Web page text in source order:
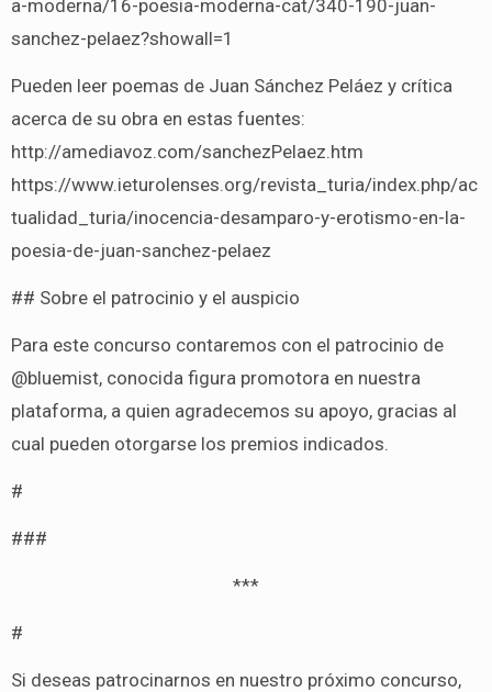
a-moderna/16-poesia-moderna-cat/340-190-juan-
sanchez-pelaez?showall=1
Pueden leer poemas de Juan Sánchez Peláez y crítica
acerca de su obra en estas fuentes:
http://amediavoz.com/sanchezPelaez.htm
https://www.ieturolenses.org/revista_turia/index.php/ac
tualidad_turia/inocencia-desamparo-y-erotismo-en-la-
poesia-de-juan-sanchez-pelaez
## Sobre el patrocinio y el auspicio
Para este concurso contaremos con el patrocinio de
@bluemist, conocida figura promotora en nuestra
plataforma, a quien agradecemos su apoyo, gracias al
cual pueden otorgarse los premios indicados.
#
###
***
#
Si deseas patrocinarnos en nuestro próximo concurso,